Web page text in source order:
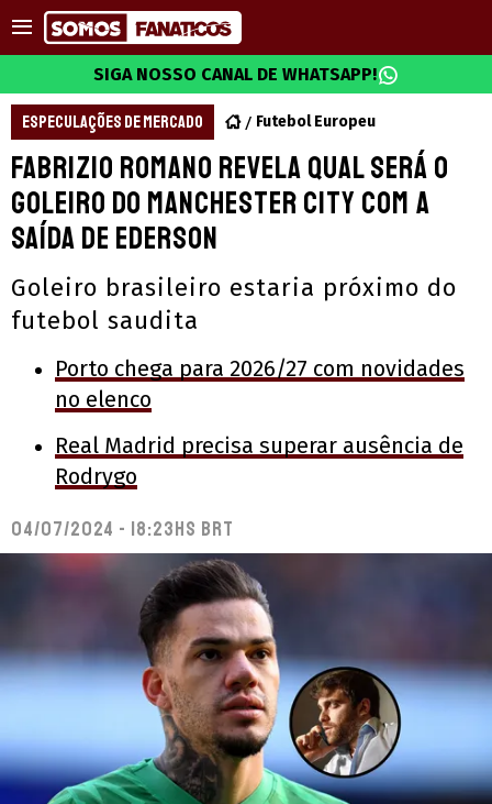
SIGA NOSSO CANAL DE WHATSAPP!
ESPECULAÇÕES DE MERCADO Futebol Europeu
Fabrizio Romano revela qual será o
goleiro do Manchester City com a
saída de Ederson
Goleiro brasileiro estaria próximo do
futebol saudita
Porto chega para 2026/27 com novidades
no elenco
Real Madrid precisa superar ausência de
Rodrygo
04/07/2024 - 18:23hs BRT